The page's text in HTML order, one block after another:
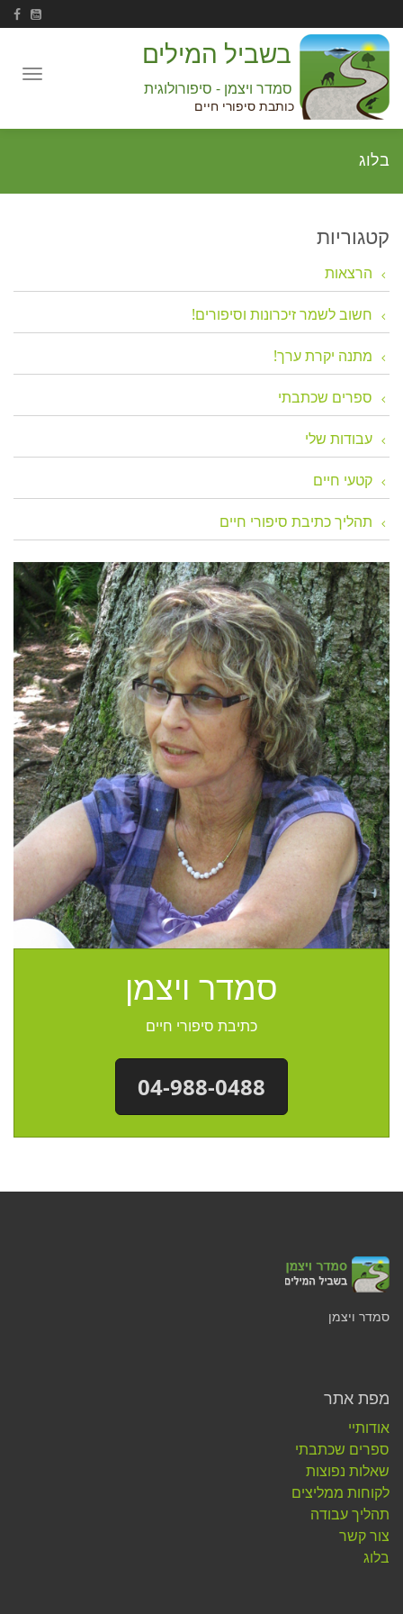
Toggle
בשביל המילים
סמדר ויצמן - סיפורולוגית
כותבת סיפורי חיים
בלוג
קטגוריות
הרצאות
חשוב לשמר זיכרונות וסיפורים!
מתנה יקרת ערך!
ספרים שכתבתי
עבודות שלי
קטעי חיים
תהליך כתיבת סיפורי חיים
סמדר ויצמן
כתיבת סיפורי חיים
04-988-0488
סמדר ויצמן
מפת אתר
אודותיי
ספרים שכתבתי
שאלות נפוצות
לקוחות ממליצים
תהליך עבודה
צור קשר
בלוג